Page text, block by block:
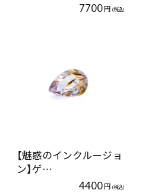
7700円 (税込)
【魅惑のインクルージョ
ン】ゲ…
4400円 (税込)